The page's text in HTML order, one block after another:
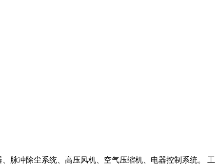
脉冲除尘系统、高压风机、空气压缩机、电器控制系统。 工